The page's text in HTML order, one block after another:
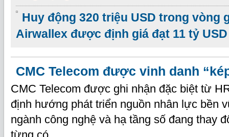
Huy động 320 triệu USD trong vòng
Airwallex được định giá đạt 11 tỷ USD
CMC Telecom được vinh danh
CMC Telecom được ghi nhận đặc biệt từ
định hướng phát triển nguồn nhân lực bền
ngành công nghệ và hạ tầng số đang thay